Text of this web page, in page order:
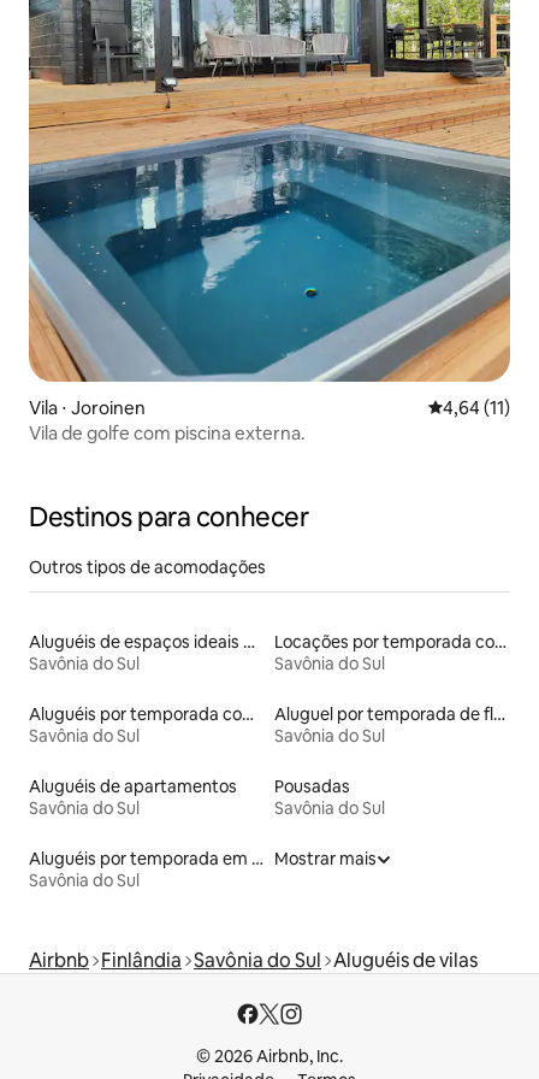
Vila ⋅ Joroinen 4,64 de uma
4,64 (11)
Vila de golfe com piscina externa.
Destinos para conhecer
Outros tipos de acomodações
Aluguéis de espaços ideais para famílias
Savônia do Sul
Locações por temporada com piscina
Savônia do Sul
Aluguéis por temporada com acesso ao lago
Savônia do Sul
Aluguel por temporada de flats
Savônia do Sul
Aluguéis de apartamentos
Savônia do Sul
Pousadas
Savônia do Sul
Aluguéis por temporada em albergue
Savônia do Sul
Mostrar mais
Airbnb Finlândia Savônia do Sul Aluguéis de vilas
© 2026 Airbnb, Inc.